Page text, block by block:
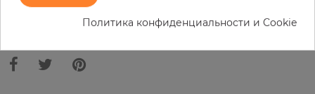
В связи с различными стандартами и техническими
характеристиками компьютерной техники, цвета и оттенки
Политика конфиденциальности и Cookie